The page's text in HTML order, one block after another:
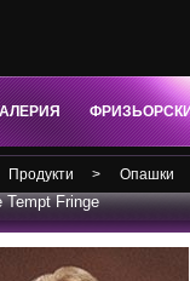
Продукти > Опашки
Tempt Fringe